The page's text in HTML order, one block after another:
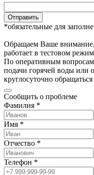
Отправить
*обязательные для
Обращаем Ваше
работает в тестовом
По оперативным
подачи горячей воды или
круглосуточно
Сообщить о проблеме
Фамилия *
Имя *
Отчество *
Телефон *